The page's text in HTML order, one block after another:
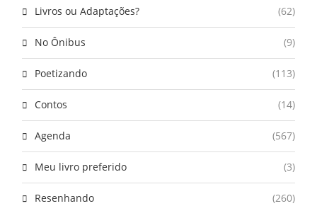
Livros ou Adaptações? (62)
No Ônibus (9)
Poetizando (113)
Contos (14)
Agenda (567)
Meu livro preferido (3)
Resenhando (260)